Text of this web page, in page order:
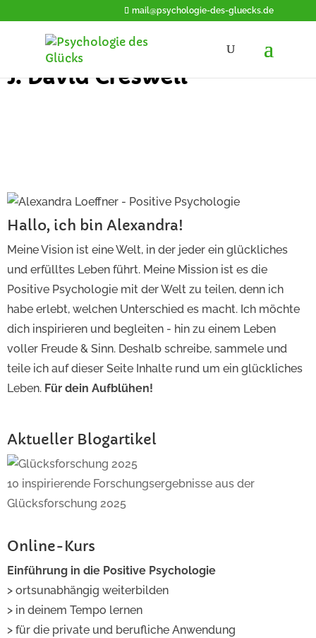
mail@psychologie-des-gluecks.de
J. David Creswell
Hallo, ich bin Alexandra!
Meine Vision ist eine Welt, in der jeder ein glückliches
und erfülltes Leben führt. Meine Mission ist es die
Positive Psychologie mit der Welt zu teilen, denn ich
habe erlebt, welchen Unterschied es macht. Ich möchte
dich inspirieren und begleiten - hin zu einem Leben
voller Freude & Sinn. Deshalb schreibe, sammele und
teile ich auf dieser Seite Inhalte rund um ein glückliches
Leben. Für dein Aufblühen!
Aktueller Blogartikel
10 inspirierende Forschungsergebnisse aus der
Glücksforschung 2025
Online-Kurs
Einführung in die Positive Psychologie
> ortsunabhängig weiterbilden
> in deinem Tempo lernen
> für die private und berufliche Anwendung